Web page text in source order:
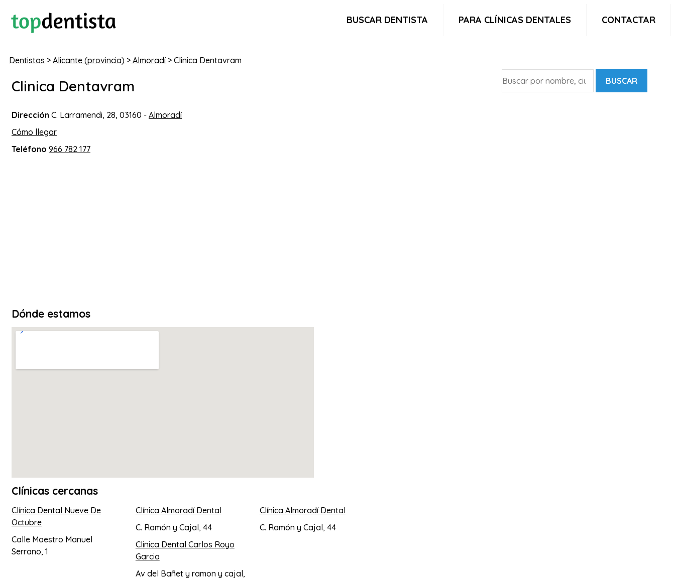
BUSCAR DENTISTA PARA CLÍNICAS DENTALES CONTACTAR
Dentistas > Alicante (provincia) > Almoradí> Clinica Dentavram
Clinica Dentavram
Dirección C. Larramendi, 28, 03160 - Almoradí
Cómo llegar
Teléfono 966 782 177
Dónde estamos
Clínicas cercanas
Clínica Dental Nueve De
Octubre
Calle Maestro Manuel
Serrano, 1
Clínica Almoradí Dental
C. Ramón y Cajal, 44
Clínica Almoradí Dental
C. Ramón y Cajal, 44
Clinica Dental Carlos Royo
Garcia
Av del Bañet y ramon y cajal,
BUSCAR